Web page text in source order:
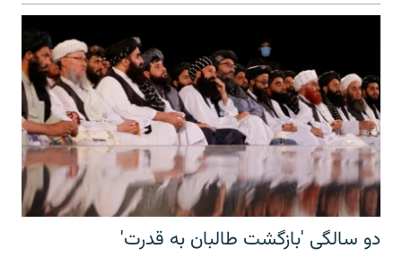
دو سالگی 'بازگشت طالبان به قدرت'